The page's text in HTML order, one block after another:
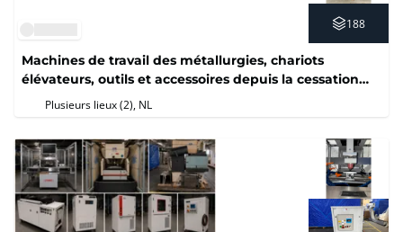
188
Machines de travail des métallurgies, chariots
élévateurs, outils et accessoires depuis la cessation
des activités
Plusieurs lieux (2), NL